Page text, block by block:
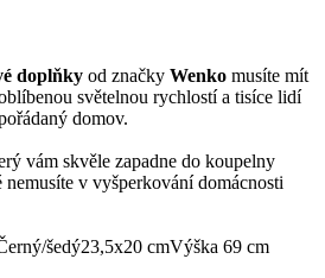
doplňky od značky Wenko musíte mít
světelnou rychlostí a tisíce lidí
domov.
vám skvěle zapadne do koupelny
v vyšperkování domácnosti
šedý23,5x20 cmVýška 69 cm